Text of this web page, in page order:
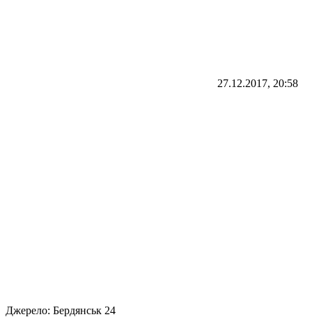
27.12.2017, 20:58
Джерело: Бердянськ 24